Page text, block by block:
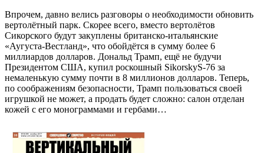
Впрочем, давно велись разговоры о необходимости обновить
вертолётный парк. Скорее всего, вместо вертолётов
Сикорского будут закуплены британско-итальянские
«Аугуста-Вестланд», что обойдётся в сумму более 6
миллиардов долларов. Дональд Трамп, ещё не будучи
Президентом США, купил роскошный SikorskyS-76 за
немаленькую сумму почти в 8 миллионов долларов. Теперь,
по соображениям безопасности, Трамп пользоваться своей
игрушкой не может, а продать будет сложно: салон отделан
кожей с его монограммами и гербами…